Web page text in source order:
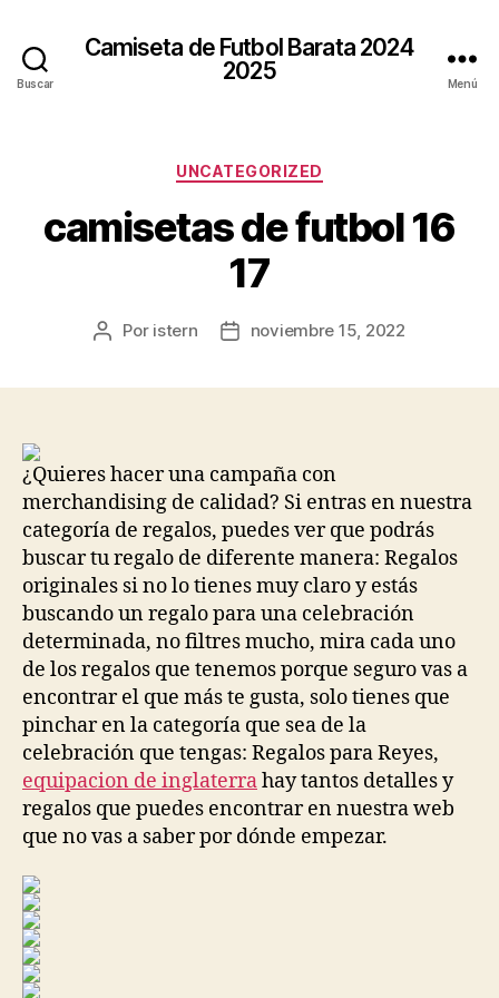
Buscar
Camiseta de Futbol Barata 2024
2025
Menú
Categorías
UNCATEGORIZED
camisetas de futbol 16
17
Autor
Por istern
Fechanoviembre 15, 2022
¿Quieres hacer una campaña con
merchandising de calidad? Si entras en nuestra
categoría de regalos, puedes ver que podrás
buscar tu regalo de diferente manera: Regalos
originales si no lo tienes muy claro y estás
buscando un regalo para una celebración
determinada, no filtres mucho, mira cada uno
de los regalos que tenemos porque seguro vas a
encontrar el que más te gusta, solo tienes que
pinchar en la categoría que sea de la
celebración que tengas: Regalos para Reyes,
equipacion de inglaterrahay tantos detalles y
regalos que puedes encontrar en nuestra web
que no vas a saber por dónde empezar.